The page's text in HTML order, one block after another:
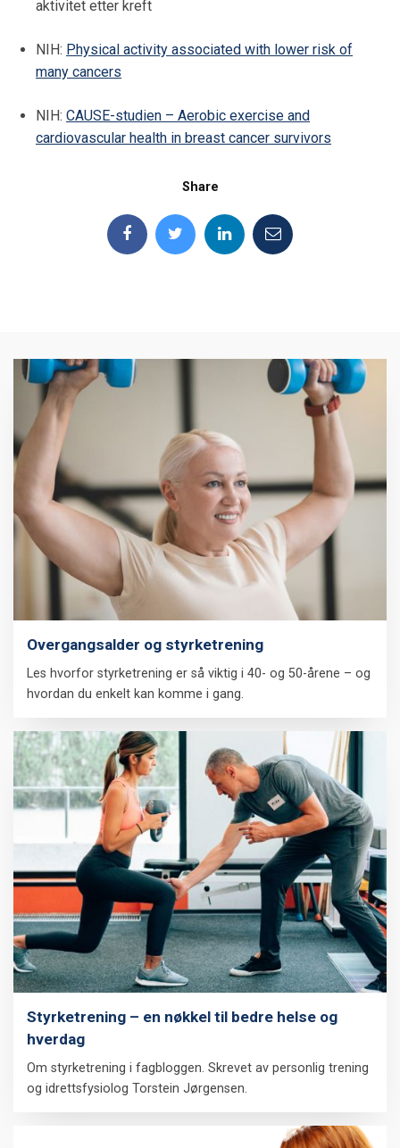
aktivitet etter kreft
NIH: Physical activity associated with lower risk of
many cancers
NIH: CAUSE-studien – Aerobic exercise and
cardiovascular health in breast cancer survivors
Share
Overgangsalder og styrketrening
Les hvorfor styrketrening er så viktig i 40- og 50-årene – og
hvordan du enkelt kan komme i gang.
Styrketrening – en nøkkel til bedre helse og
hverdag
Om styrketrening i fagbloggen. Skrevet av personlig trening
og idrettsfysiolog Torstein Jørgensen.